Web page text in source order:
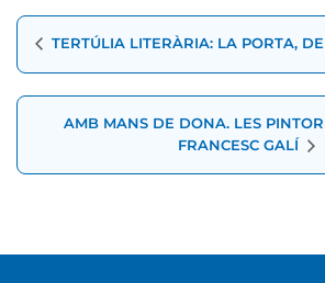
Navegació
d'Esdeveniment
TERTÚLIA LITERÀRIA: LA PORTA,
AMB MANS DE DONA. LES
FRANCESC GALÍ